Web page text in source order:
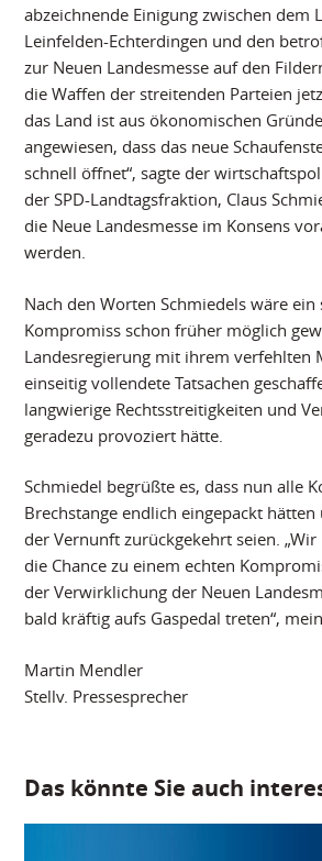
abzeichnende Einigung zwischen dem
Leinfelden-Echterdingen und den
zur Neuen Landesmesse auf den
die Waffen der streitenden Parteien
das Land ist aus ökonomischen
angewiesen, dass das neue
schnell öffnet“, sagte der
der SPD-Landtagsfraktion, Claus
die Neue Landesmesse im Konsens
werden.
Nach den Worten Schmiedels wäre ein
Kompromiss schon früher möglich
Landesregierung mit ihrem verfehlten
einseitig vollendete Tatsachen
langwierige Rechtsstreitigkeiten und
geradezu provoziert hätte.
Schmiedel begrüßte es, dass nun alle
Brechstange endlich eingepackt
der Vernunft zurückgekehrt seien.
die Chance zu einem echten
der Verwirklichung der Neuen
bald kräftig aufs Gaspedal treten“,
Martin Mendler
Stellv. Pressesprecher
Das könnte Sie auch